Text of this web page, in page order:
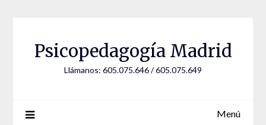
Psicopedagogía Madrid
Llámanos: 605.075.646 / 605.075.649
Menú